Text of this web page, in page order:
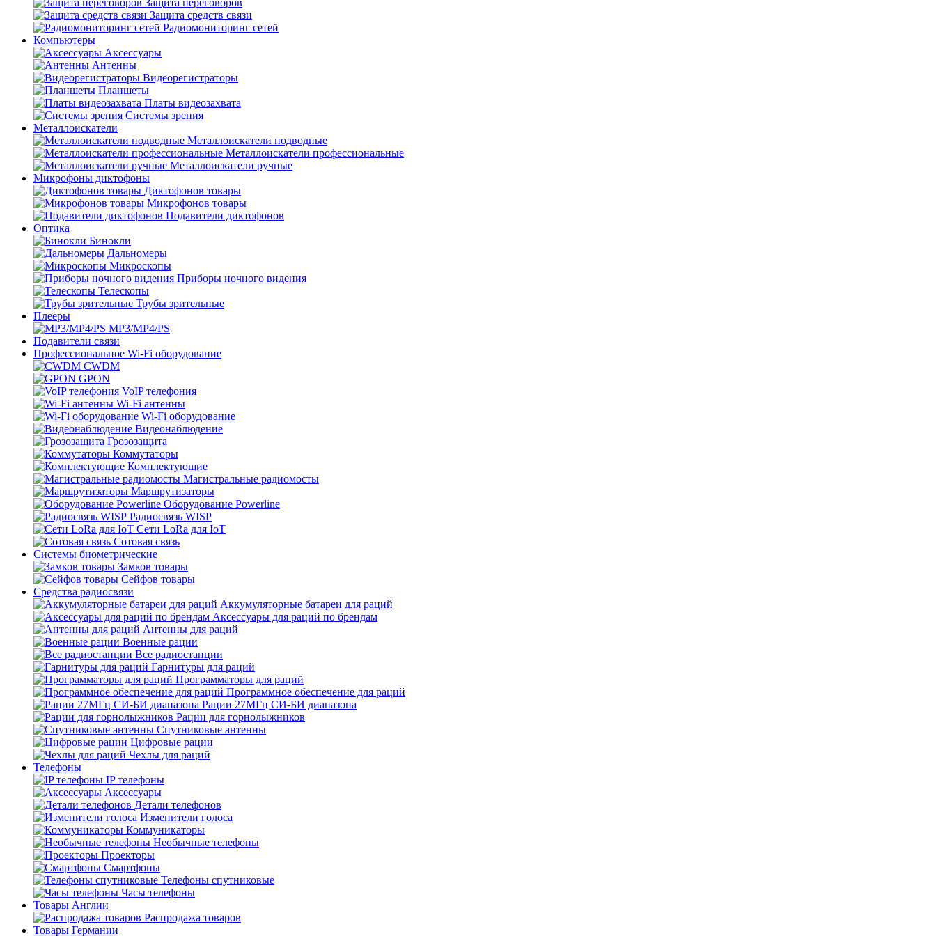
Защита переговоров
Защита средств связи
Радиомониторинг сетей
Компьютеры
Аксессуары
Антенны
Видеорегистраторы
Планшеты
Платы видеозахвата
Системы зрения
Металлоискатели
Металлоискатели подводные
Металлоискатели профессиональные
Металлоискатели ручные
Микрофоны диктофоны
Диктофонов товары
Микрофонов товары
Подавители диктофонов
Оптика
Бинокли
Дальномеры
Микроскопы
Приборы ночного видения
Телескопы
Трубы зрительные
Плееры
MP3/MP4/PS
Подавители связи
Профессиональное Wi-Fi оборудование
CWDM
GPON
VoIP телефония
Wi-Fi антенны
Wi-Fi оборудование
Видеонаблюдение
Грозозащита
Коммутаторы
Комплектующие
Магистральные радиомосты
Маршрутизаторы
Оборудование Powerline
Радиосвязь WISP
Сети LoRa для IoT
Сотовая связь
Системы биометрические
Замков товары
Сейфов товары
Средства радиосвязи
Аккумуляторные батареи для раций
Аксессуары для раций по брендам
Антенны для раций
Военные рации
Все радиостанции
Гарнитуры для раций
Программаторы для раций
Программное обеспечение для раций
Рации 27МГц СИ-БИ диапазона
Рации для горнолыжников
Спутниковые антенны
Цифровые рации
Чехлы для раций
Телефоны
IP телефоны
Аксессуары
Детали телефонов
Изменители голоса
Коммуникаторы
Необычные телефоны
Проекторы
Смартфоны
Телефоны спутниковые
Часы телефоны
Товары Англии
Распродажа товаров
Товары Германии